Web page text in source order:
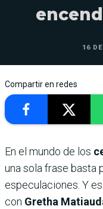
16
Compartir en redes
En el mundo de los
una sola frase basta
especulaciones. Y
con Gretha